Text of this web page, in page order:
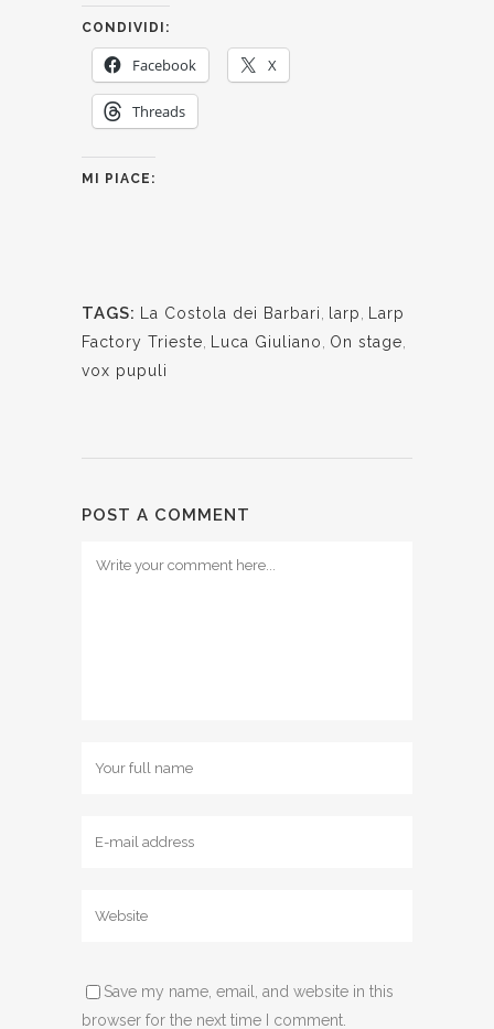
CONDIVIDI:
Facebook X
Threads
MI PIACE:
TAGS: La Costola dei Barbari larp
Larp
Factory Trieste
Luca Giuliano On stage
vox pupuli
POST A COMMENT
Save my name, email, and website in this
browser for the next time I comment.